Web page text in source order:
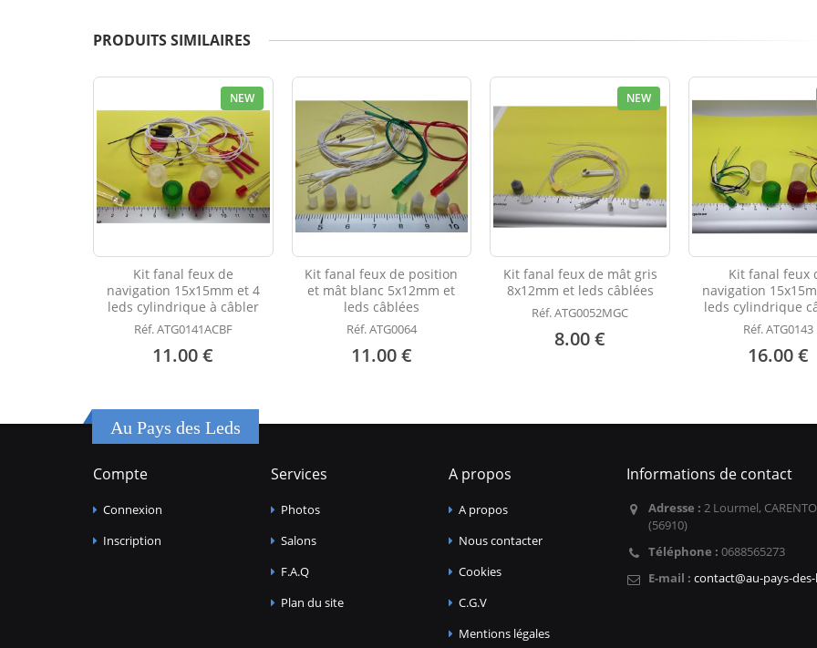
PRODUITS SIMILAIRES
NEW
Kit fanal feux de
navigation 15x15mm et 4
leds cylindrique à câbler
Réf. ATG0141ACBF
11.00 €
Kit fanal feux de position
et mât blanc 5x12mm et
leds câblées
Réf. ATG0064
11.00 €
NEW
Kit fanal feux de mât gris
8x12mm et leds câblées
Réf. ATG0052MGC
8.00 €
Kit fanal feux
navigation
leds cylindrique
Réf. ATG0143
16.00 €
Au Pays des Leds
Compte
Connexion
Inscription
Services
Photos
Salons
F.A.Q
Plan du site
A propos
A propos
Nous contacter
Cookies
C.G.V
Mentions légales
Informations de contact
Adresse : 2 Lourmel,
(56910)
Téléphone : 0688565273
E-mail : contact@au-pays-